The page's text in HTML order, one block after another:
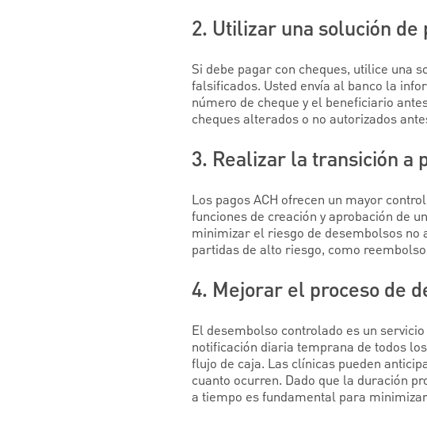
2. Utilizar una solución de
Si debe pagar con cheques, utilice una
falsificados. Usted envía al banco la
número de cheque y el beneficiario
cheques alterados o no autorizados
3. Realizar la transición a
Los pagos ACH ofrecen un mayor
funciones de creación y aprobación de
minimizar el riesgo de desembolsos
partidas de alto riesgo, como
4. Mejorar el proceso de
El desembolso controlado es un
notificación diaria temprana de todos
flujo de caja. Las clínicas pueden
cuanto ocurren. Dado que la duración
a tiempo es fundamental para